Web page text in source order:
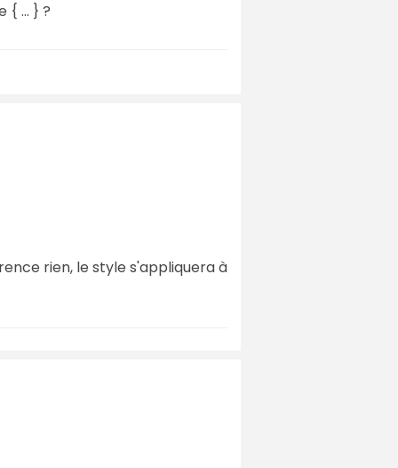
{ ... } ?
rien, le style s'appliquera à